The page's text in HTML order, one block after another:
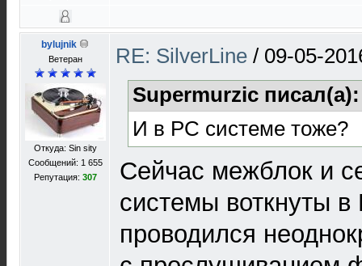
bylujnik
Ветеран
Откуда: Sin sity
Сообщений: 1 655
Репутация: 307
RE: SilverLine / 09-05-
Supermurzic
И в PC системе тоже?
Сейчас межблок и
системы воткнуты
проводился